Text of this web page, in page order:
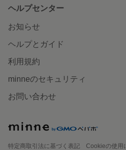
ヘルプセンター
お知らせ
ヘルプとガイド
利用規約
minneのセキュリティ
お問い合わせ
特定商取引法に基づく表記
Cookieの使用